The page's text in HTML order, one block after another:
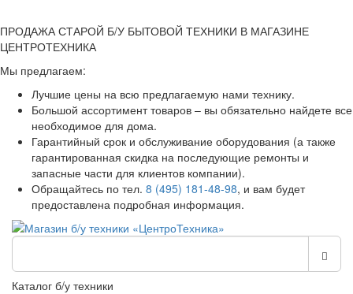
ПРОДАЖА СТАРОЙ Б/У БЫТОВОЙ ТЕХНИКИ В МАГАЗИНЕ
ЦЕНТРОТЕХНИКА
Мы предлагаем:
Лучшие цены на всю предлагаемую нами технику.
Большой ассортимент товаров – вы обязательно найдете все
необходимое для дома.
Гарантийный срок и обслуживание оборудования (а также
гарантированная скидка на последующие ремонты и
запасные части для клиентов компании).
Обращайтесь по тел. 8 (495) 181-48-98, и вам будет
предоставлена подробная информация.
Каталог б/у техники